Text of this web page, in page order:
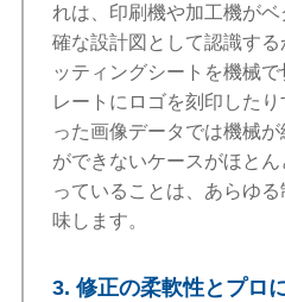
れは、印刷機や加工機が
確な設計図として認識す
ッティングシートを機械
レートにロゴを刻印した
った画像データでは機械
ができないケースがほと
っていることは、あらゆ
味します。
3. 修正の柔軟性とプロ